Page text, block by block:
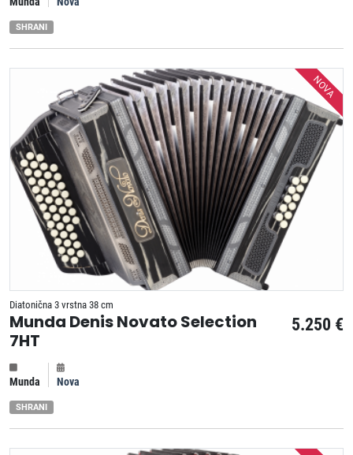
SHRANI
NOVA
Diatonična 3 vrstna 38 cm
5.250 €
Munda Denis Novato Selection
7HT
Munda Nova
SHRANI